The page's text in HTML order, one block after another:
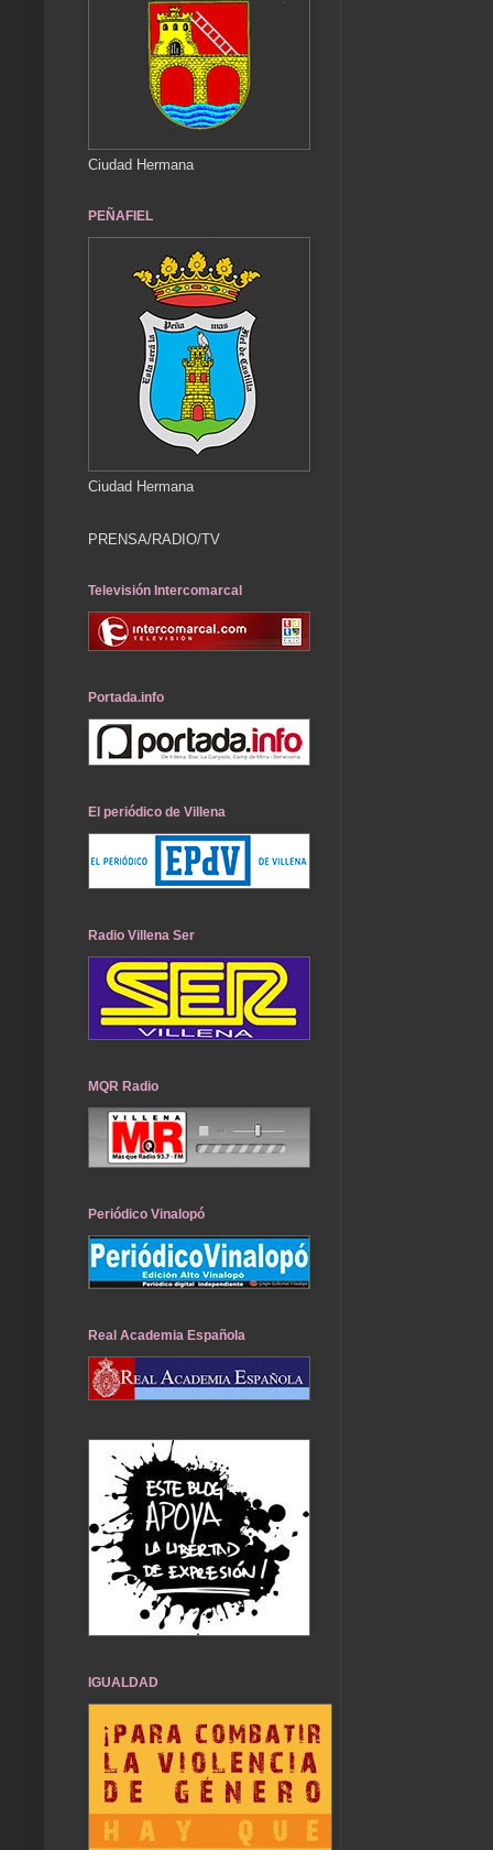
Ciudad Hermana
PEÑAFIEL
Ciudad Hermana
PRENSA/RADIO/TV
Televisión Intercomarcal
Portada.info
El periódico de Villena
Radio Villena Ser
MQR Radio
Periódico Vinalopó
Real Academia Española
IGUALDAD